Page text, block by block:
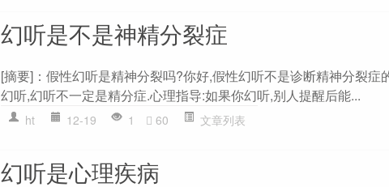
幻听是不是神精分裂症
[摘要]：假性幻听是精神分裂吗?你好,假性幻听不是诊断精神分裂症
幻听,幻听不一定是精分症.心理指导:如果你幻听,别人提醒后能...
ht 12-19 1 60 文章列表
幻听是心理疾病